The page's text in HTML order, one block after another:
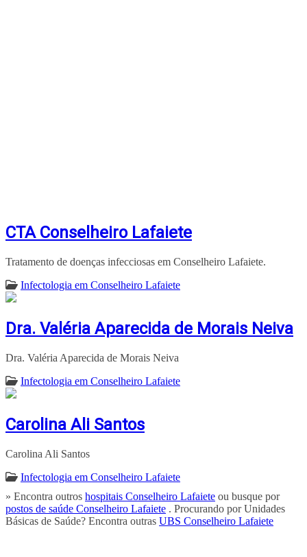
CTA Conselheiro Lafaiete
Tratamento de doenças infecciosas em Conselheiro Lafaiete.
Infectologia em Conselheiro Lafaiete
Dra. Valéria Aparecida de Morais Neiva
Dra. Valéria Aparecida de Morais Neiva
Infectologia em Conselheiro Lafaiete
Carolina Ali Santos
Carolina Ali Santos
Infectologia em Conselheiro Lafaiete
» Encontra outros hospitais Conselheiro Lafaiete ou busque por
postos de saúde Conselheiro Lafaiete . Procurando por Unidades
Básicas de Saúde? Encontra outras UBS Conselheiro Lafaiete